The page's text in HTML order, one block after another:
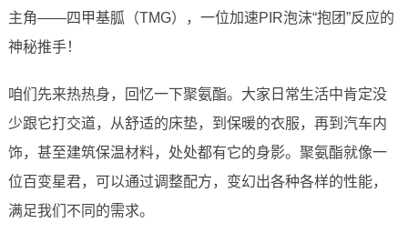
主角——四甲基胍（TMG），一位加速PIR泡沫“抱团”反应的
神秘推手！
咱们先来热热身，回忆一下聚氨酯。大家日常生活中肯定没
少跟它打交道，从舒适的床垫，到保暖的衣服，再到汽车内
饰，甚至建筑保温材料，处处都有它的身影。聚氨酯就像一
位百变星君，可以通过调整配方，变幻出各种各样的性能，
满足我们不同的需求。